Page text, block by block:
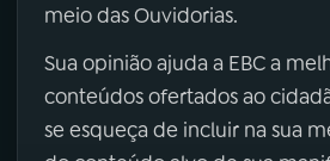
meio das Ouvidorias.
Sua opinião ajuda a EBC a
conteúdos ofertados ao
se esqueça de incluir na sua